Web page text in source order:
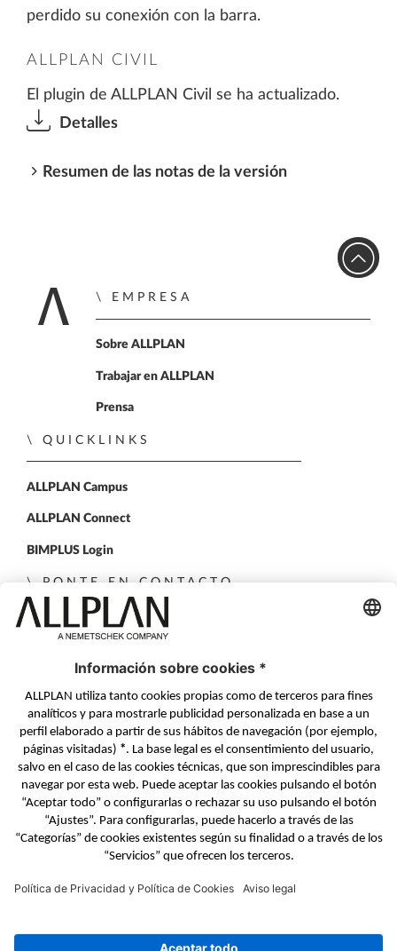
perdido su conexión con la barra.
ALLPLAN CIVIL
El plugin de ALLPLAN Civil se ha actualizado.
Detalles
Resumen de las notas de la versión
Inicio
EMPRESA
Sobre ALLPLAN
Trabajar en ALLPLAN
Prensa
QUICKLINKS
ALLPLAN Campus
ALLPLAN Connect
BIMPLUS Login
PONTE EN CONTACTO
Formulario de contacto
Distribuidores Autorizados
SÍGUENOS EN
ALLPLAN en LinkedIn
ALLPLAN en Facebook
ALLPLAN en YouTube
ALLPLAN en Twitter
© ALLPLAN Systems Espana S.A